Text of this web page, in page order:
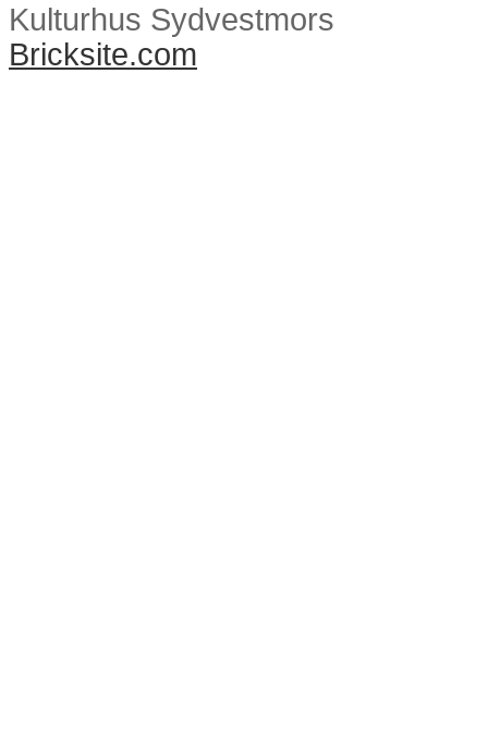
Kulturhus Sydvestmors
Bricksite.com